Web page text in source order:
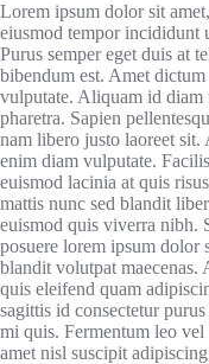
Lorem ipsum dolor sit
eiusmod tempor incididunt
Purus semper eget duis at
bibendum est. Amet
vulputate. Aliquam id diam
pharetra. Sapien
nam libero justo laoreet sit.
enim diam vulputate.
euismod lacinia at quis
mattis nunc sed blandit
euismod quis viverra nibh.
posuere lorem ipsum dolor
blandit volutpat maecenas.
quis eleifend quam
sagittis id consectetur
mi quis. Fermentum leo
amet nisl suscipit